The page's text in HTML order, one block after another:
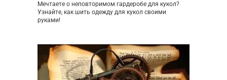
Мечтаете о неповторимом гардеробе для кукол?
Узнайте, как шить одежду для кукол своими
руками!